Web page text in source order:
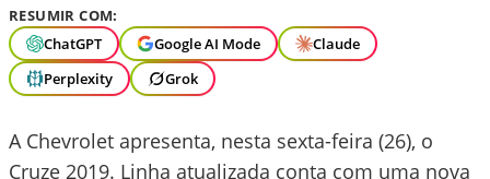
RESUMIR COM:
ChatGPT
Google AI Mode
Claude
Perplexity
Grok
A Chevrolet apresenta, nesta sexta-feira (26), o
Cruze 2019. Linha atualizada conta com uma nova